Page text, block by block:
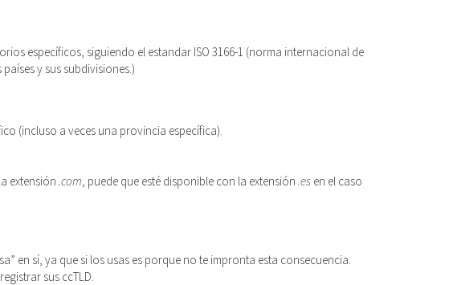
específicos, siguiendo el estandar ISO 3166-1 (norma internacional de
y sus subdivisiones.)
(incluso a veces una provincia específica).
extensión .com, puede que esté disponible con la extensión .es en el caso
en sí, ya que si los usas es porque no te impronta esta consecuencia.
sus ccTLD.